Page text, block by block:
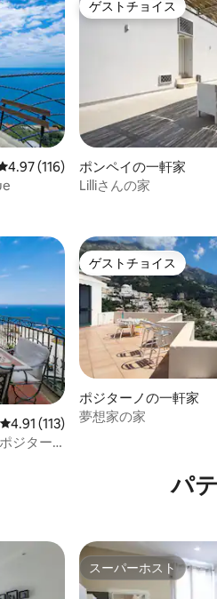
ビュー116件、5つ星中4.97つ星の
4.97 (116)
ゲストチョイス
ゲストチョイス
ポンペイの一軒家
Lilliさんの家
レビュー113件、5つ星中4.91つ星の
4.91 (113)
ジター
ゲストチョイス
ゲストチョイス
ポジターノの一軒家
夢想家の家
パ
スーパーホスト
スーパーホスト